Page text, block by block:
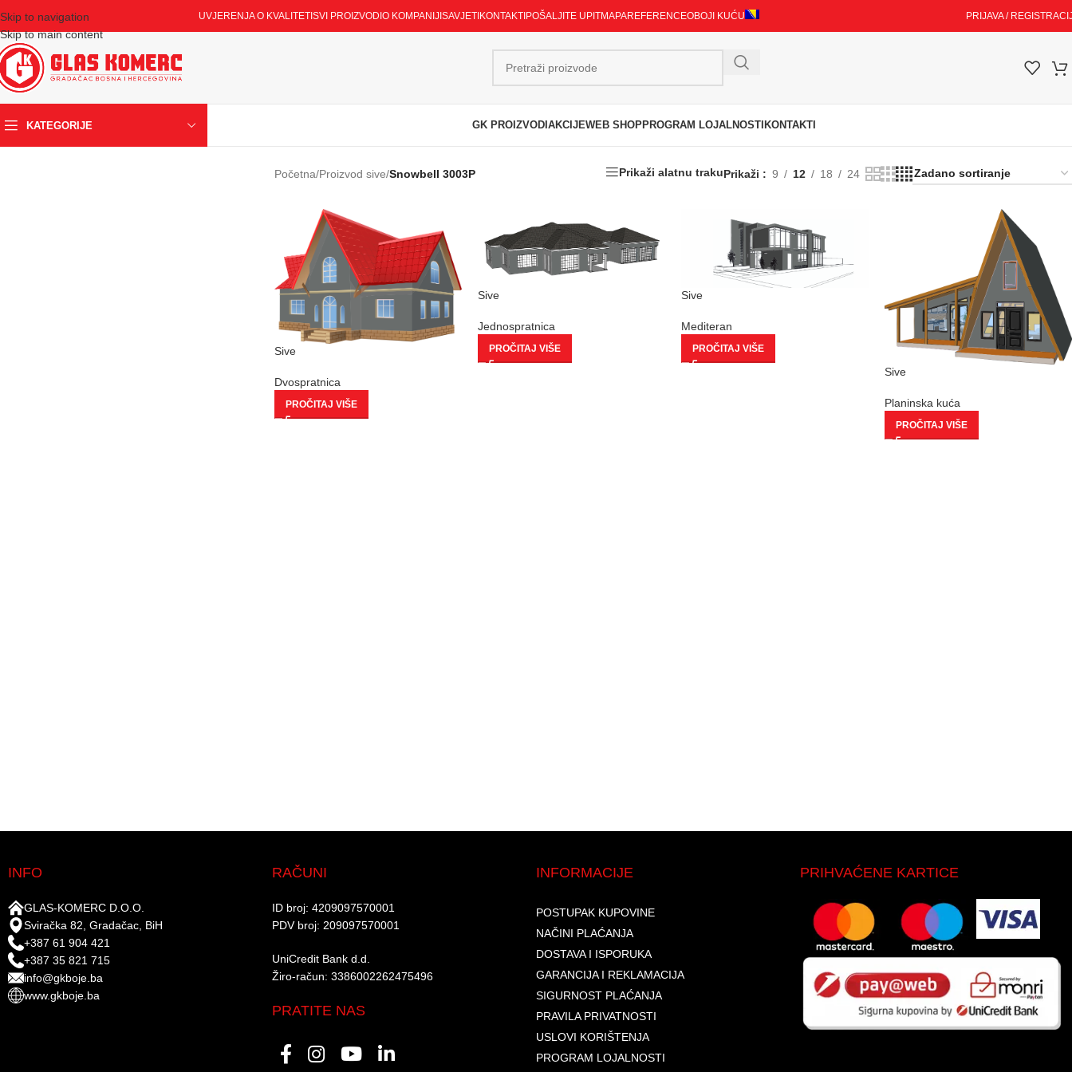
Skip to navigation
Skip to main content
UVJERENJA O KVALITETI SVI PROIZVODI O KOMPANIJI SAVJETI KONTAKTI POŠALJITE UPITMAPAREFERENCEOBOJI KUĆU PRIJAVA /
KATEGORIJE GK PROIZVODI AKCIJEWEB SHOPPROGRAM LOJALNOSTI KONTAKTI
Početna/Proizvod sive/Snowbell 3003P Prikaži alatnu trakuPrikaži 9 12 18 24
Sive
Dvospratnica
PROČITAJ VIŠE
Sive
Jednospratnica
PROČITAJ VIŠE
Sive
Mediteran
PROČITAJ VIŠE
Sive
Planinska kuća
PROČITAJ VIŠE
INFO
GLAS-KOMERC D.O.O.
Sviračka 82, Gradačac, BiH
+387 61 904 421
+387 35 821 715
info@gkboje.ba
www.gkboje.ba
RAČUNI
ID broj: 4209097570001​
PDV broj: 209097570001 ​
UniCredit Bank d.d.​
Žiro-račun: 3386002262475496​​
PRATITE NAS
INFORMACIJE
POSTUPAK KUPOVINE
NAČINI PLAĆANJA
DOSTAVA I ISPORUKA
GARANCIJA I REKLAMACIJA
SIGURNOST PLAĆANJA
PRAVILA PRIVATNOSTI
USLOVI KORIŠTENJA
PROGRAM LOJALNOSTI
PRIHVAĆENE KARTICE